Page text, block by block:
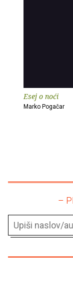
Esej o noći
Marko Pogačar
–